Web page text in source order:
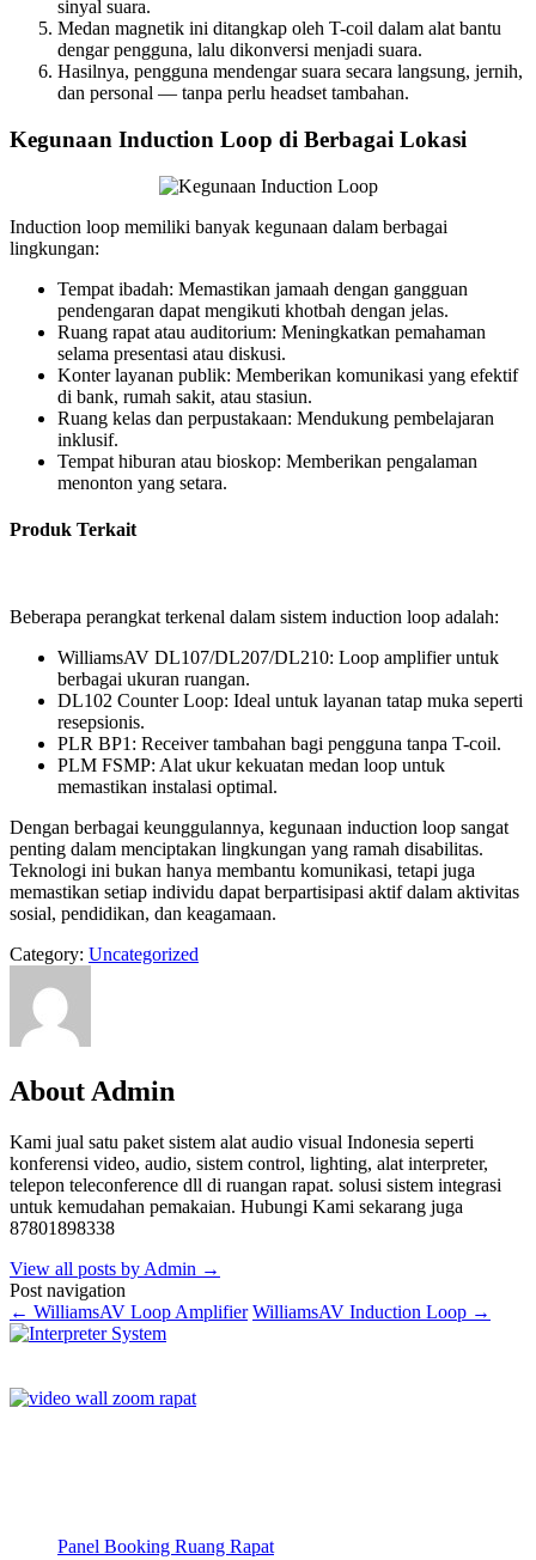
sinyal suara.
Medan magnetik ini ditangkap oleh T-coil dalam alat bantu
dengar pengguna, lalu dikonversi menjadi suara.
Hasilnya, pengguna mendengar suara secara langsung, jernih,
dan personal — tanpa perlu headset tambahan.
Kegunaan Induction Loop di Berbagai Lokasi
Induction loop memiliki banyak kegunaan dalam berbagai
lingkungan:
Tempat ibadah: Memastikan jamaah dengan gangguan
pendengaran dapat mengikuti khotbah dengan jelas.
Ruang rapat atau auditorium: Meningkatkan pemahaman
selama presentasi atau diskusi.
Konter layanan publik: Memberikan komunikasi yang efektif
di bank, rumah sakit, atau stasiun.
Ruang kelas dan perpustakaan: Mendukung pembelajaran
inklusif.
Tempat hiburan atau bioskop: Memberikan pengalaman
menonton yang setara.
Produk Terkait
Beberapa perangkat terkenal dalam sistem induction loop adalah:
WilliamsAV DL107/DL207/DL210: Loop amplifier untuk
berbagai ukuran ruangan.
DL102 Counter Loop: Ideal untuk layanan tatap muka seperti
resepsionis.
PLR BP1: Receiver tambahan bagi pengguna tanpa T-coil.
PLM FSMP: Alat ukur kekuatan medan loop untuk
memastikan instalasi optimal.
Dengan berbagai keunggulannya, kegunaan induction loop sangat
penting dalam menciptakan lingkungan yang ramah disabilitas.
Teknologi ini bukan hanya membantu komunikasi, tetapi juga
memastikan setiap individu dapat berpartisipasi aktif dalam aktivitas
sosial, pendidikan, dan keagamaan.
Category: Uncategorized
About Admin
Kami jual satu paket sistem alat audio visual Indonesia seperti
konferensi video, audio, sistem control, lighting, alat interpreter,
telepon teleconference dll di ruangan rapat. solusi sistem integrasi
untuk kemudahan pemakaian. Hubungi Kami sekarang juga
87801898338
View all posts by Admin →
Post navigation
← WilliamsAV Loop Amplifier WilliamsAV Induction Loop →
Panel Booking Ruang Rapat